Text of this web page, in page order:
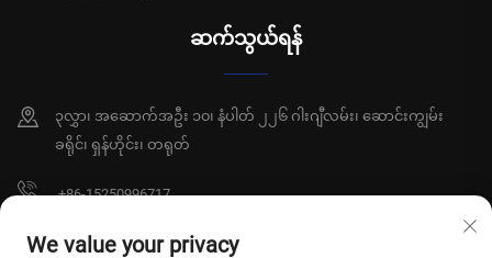
ဆက်သွယ်ရန်
၃လွှာ၊ အဆောက်အဦး ၁၀၊ နံပါတ် ၂၂၆ ဂါးဂျီလမ်း၊ ဆောင်းကျွမ်း
ခရိုင်၊ ရှန်ဟိုင်း၊ တရုတ်
+86-15250996717
[email protected]
We value your privacy